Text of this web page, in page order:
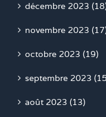
décembre 2023
novembre 2023
octobre 2023 (19)
septembre 2023
août 2023 (13)